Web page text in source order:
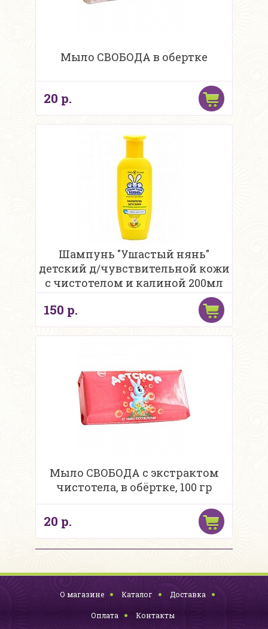
Мыло СВОБОДА в обертке
20 р.
Шампунь "Ушастый нянь"
детский д/чувствительной кожи
с чистотелом и калиной 200мл
150 р.
Мыло СВОБОДА с экстрактом
чистотела, в обёртке, 100 гр
20 р.
О магазине Каталог Доставка
Оплата Контакты